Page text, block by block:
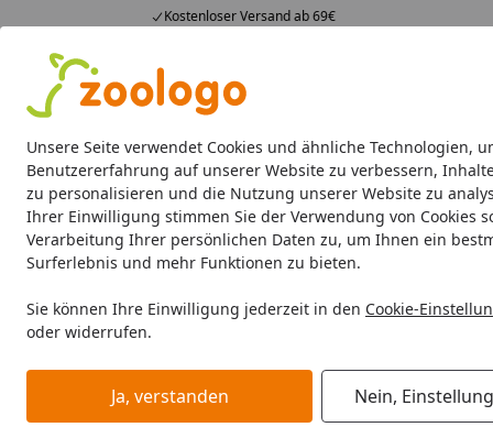
Unsere Seite verwendet Cookies und ähnliche Technologien,
Benutzererfahrung auf unserer Website zu verbessern,
zu personalisieren und die Nutzung unserer Website zu
Ihrer Einwilligung stimmen Sie der Verwendung von Cookies
Verarbeitung Ihrer persönlichen Daten zu, um Ihnen ein
Surferlebnis und mehr Funktionen zu bieten.
Sie können Ihre Einwilligung jederzeit in den Cookie-
oder widerrufen.
Ja, verstanden Nein,
Kostenloser Versand ab 69€
4,74
23.587 Bewertungen
Alle Produkte
Alle Produkte Angebote Neuheiten Sommerhits
Josera Katze Hund Pferd
Startseite
Josera Katze Katze Snacks
Josera Katze Snacks
Josera Katze Snacks bei Zoologo und finden Sie
unterschiedliche Bedürfnisse.